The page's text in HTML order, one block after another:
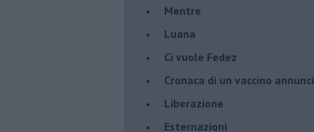
​Mentre
Luana
​Ci vuole Fedez
​Cronaca di un vaccino
​Liberazione
Esternazioni